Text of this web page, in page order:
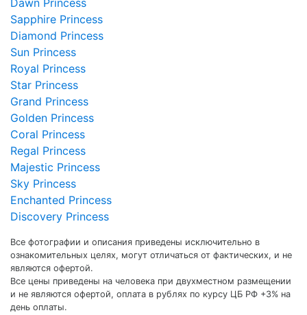
Sapphire Princess
Diamond Princess
Sun Princess
Royal Princess
Star Princess
Grand Princess
Golden Princess
Coral Princess
Regal Princess
Majestic Princess
Sky Princess
Enchanted Princess
Discovery Princess
ознакомительных целях, могут отличаться от фактических, и не
являются офертой.
Все цены приведены на человека при двухместном размещении
и не являются офертой, оплата в рублях по курсу ЦБ РФ +3% на
день оплаты.